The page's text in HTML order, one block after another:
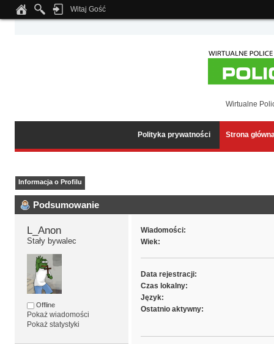
Notice: Undefined index: tapatalk_body_hook in
Witaj Gość
Wirtualne
Polityka prywatności Strona
Informacja o Profilu
Podsumowanie
L_Anon
Stały bywalec
Offline
Pokaż wiadomości
Pokaż statystyki
Wiadomości:
Wiek:
Data rejestracji:
Czas lokalny:
Język:
Ostatnio aktywny: